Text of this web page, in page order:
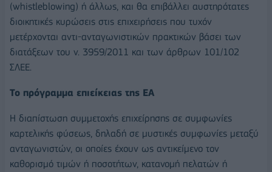
(whistleblowing) ή άλλως, και θα επιβάλλει αυστηρότατες
διοικητικές κυρώσεις στις επιχειρήσεις που τυχόν
μετέρχονται αντι-ανταγωνιστικών πρακτικών βάσει των
διατάξεων του ν. 3959/2011 και των άρθρων 101/102
ΣΛΕΕ.
Το πρόγραμμα επιείκειας της ΕΑ
Η διαπίστωση συμμετοχής επιχείρησης σε συμφωνίες
καρτελικής φύσεως, δηλαδή σε μυστικές συμφωνίες μεταξύ
ανταγωνιστών, οι οποίες έχουν ως αντικείμενο τον
καθορισμό τιμών ή ποσοτήτων, κατανομή πελατών ή